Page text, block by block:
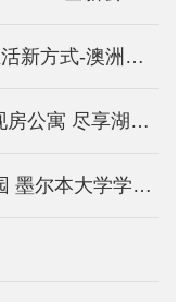
Port Coogee | 打开珀斯海滨生活新方式-澳洲珀斯新楼盘
Queens Riverside | 天鹅湖旁现房公寓 尽享湖边度假式生活-澳洲珀斯新楼盘
Parkville Embrace | 城市后花园 墨尔本大学学区房 投资自住两相宜